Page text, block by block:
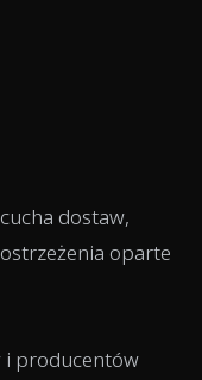
dostaw,
oparte
i producentów